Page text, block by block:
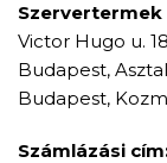
Szervertermek
Victor Hugo u.
Budapest,
Budapest,
Számlázási